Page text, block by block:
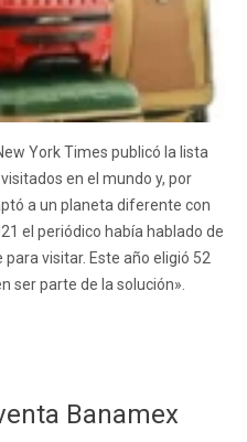
York Times publicó la lista
en el mundo y, por
a un planeta diferente con
el periódico había hablado de
visitar. Este año eligió 52
ser parte de la solución».
Banamex